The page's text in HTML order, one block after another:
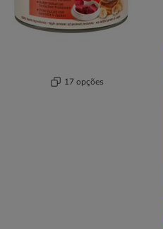
17 opções